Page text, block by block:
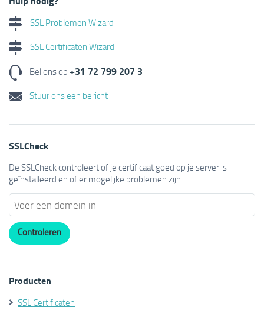
SSL Problemen Wizard
SSL Certificaten Wizard
Bel ons op +31 72 799 207 3
Stuur ons een bericht
SSLCheck
De SSLCheck controleert of je certificaat goed op je server is
geïnstalleerd en of er mogelijke problemen zijn.
Producten
SSL Certificaten